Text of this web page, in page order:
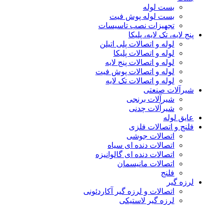
بست لوله
بست لوله پوش فیت
تجهیزات نصب تاسیسات
پنج لایه، تک لایه، پلیکا
لوله و اتصالات پلی اتیلن
لوله و اتصالات پلیکا
لوله و اتصالات پنج لایه
لوله و اتصالات پوش فیت
لوله و اتصالات تک لایه
شیرآلات صنعتی
شیرآلات برنجی
شیرآلات چدنی
عایق لوله
فلنج و اتصالات فلزی
اتصالات جوشی
اتصالات دنده ای سیاه
اتصالات دنده ای گالوانیزه
اتصالات مانیسمان
فلنج
لرزه گیر
اتصالات و لرزه گیر آکاردئونی
لرزه گیر لاستیکی